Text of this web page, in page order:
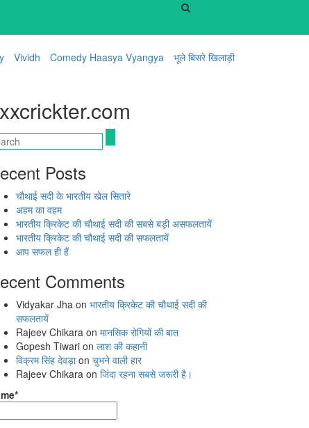
Vividh Comedy Haasya Vyangya
भूले बिसरे खिलाड़ी
Posts
चौथाई सदी के भारतीय खेल सितारे
अहम का वहम
भारतीय क्रिकेट की चौथाई सदी की सबसे बड़ी असफलतायें
भारतीय क्रिकेट की चौथाई सदी की सफलतायें
आप सफल ही हैं
Comments
Vidyakar Jha on भारतीय क्रिकेट की चौथाई सदी की
सफलतायें
Rajeev Chikara on मानसिक रोगियों की बात
Gopesh Tiwari on लाश की कहानी
विक्रम सिंह देवड़ाon चुभने वाली हार
Rajeev Chikara on जिंदा रहना सबसे जरूरी है।